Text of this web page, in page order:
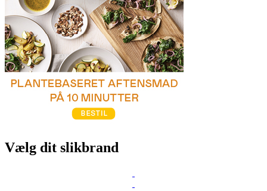
Vælg dit slikbrand